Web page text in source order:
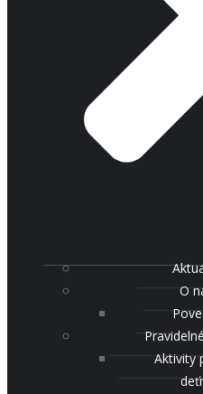
O
Aktivity